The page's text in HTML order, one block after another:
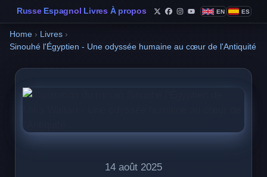
Russe Espagnol Livres À propos
Follow Philippe de Foy
Follow Philippe de
Follow Philippe de
Follow Philippe
EN ES
Home › Livres ›
Sinouhé l'Égyptien - Une odyssée humaine au cœur de l'Antiquité
14 août 2025